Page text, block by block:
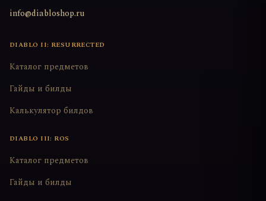
info@diabloshop.ru
DIABLO II: RESURRECTED
Каталог предметов
Гайды и билды
Калькулятор билдов
DIABLO III: ROS
Каталог предметов
Гайды и билды